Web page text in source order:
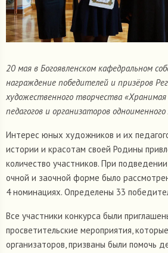
20 мая в Богоявленском кафедральном
награждение победителей и призёров
художественного творчества «Хранимая
педагогов и организаторов
Интерес юных художников и их
истории и красотам своей Родины
количество участников. При
очной и заочной форме было
4 номинациях. Определены 33
Все участники конкурса были
просветительские мероприятия,
организаторов, призваны были помочь